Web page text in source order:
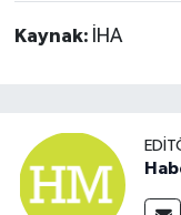
Kaynak: İHA